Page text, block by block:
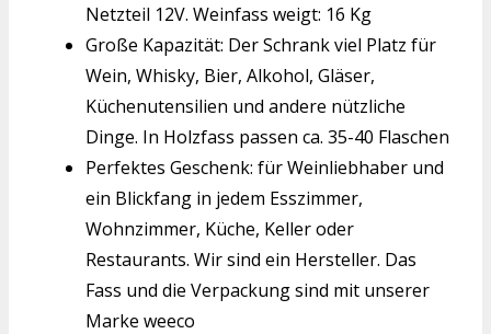
Netzteil 12V. Weinfass weigt: 16 Kg
Große Kapazität: Der Schrank viel Platz für
Wein, Whisky, Bier, Alkohol, Gläser,
Küchenutensilien und andere nützliche
Dinge. In Holzfass passen ca. 35-40 Flaschen
Perfektes Geschenk: für Weinliebhaber und
ein Blickfang in jedem Esszimmer,
Wohnzimmer, Küche, Keller oder
Restaurants. Wir sind ein Hersteller. Das
Fass und die Verpackung sind mit unserer
Marke weeco